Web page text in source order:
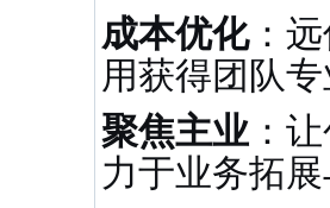
成本优化：
用获得团队
聚焦主业：
力于业务拓